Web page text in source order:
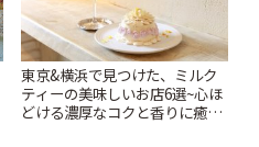
東京&横浜で見つけた、ミルク
ティーの美味しいお店6選~心ほ
どける濃厚なコクと香りに癒や